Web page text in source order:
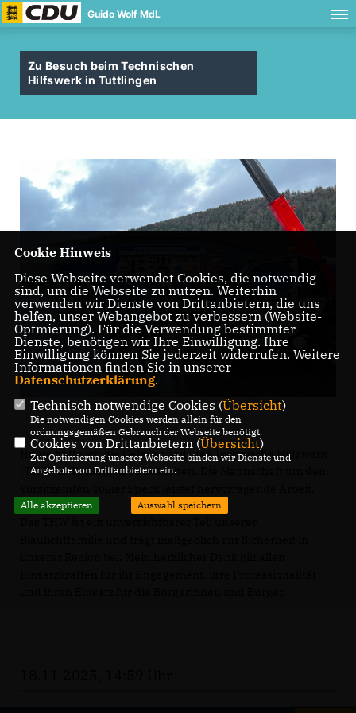
Guido Wolf MdL
Zu Besuch beim Technischen
Hilfswerk in Tuttlingen
Heute hatte ich die Gelegenheit, das Technische Hilfswerk
(THW) in Tuttlingen zu besuchen. Die Mannschaft um den
Cookie Hinweis
Diese Webseite verwendet Cookies, die notwendig
sind, um die Webseite zu nutzen. Weiterhin
verwenden wir Dienste von Drittanbietern, die uns
helfen, unser Webangebot zu verbessern (Website-
Optmierung). Für die Verwendung bestimmter
Dienste, benötigen wir Ihre Einwilligung. Ihre
Einwilligung können Sie jederzeit widerrufen. Weitere
Informationen finden Sie in unserer
Datenschutzerklärung.
Technisch notwendige Cookies (Übersicht)
Die notwendigen Cookies werden allein für den
ordnungsgemäßen Gebrauch der Webseite benötigt.
Cookies von Drittanbietern (Übersicht)
Zur Optimierung unserer Webseite binden wir Dienste und
Angebote von Drittanbietern ein.
Alle akzeptieren Auswahl speichern